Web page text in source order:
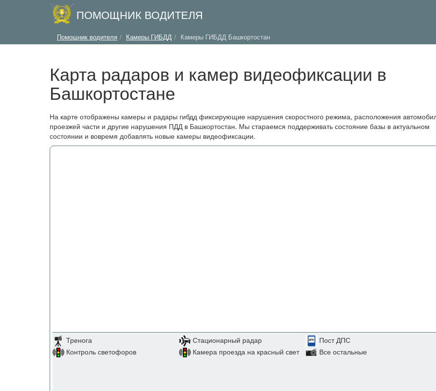
ПОМОЩНИК ВОДИТЕЛЯ
Помощник водителя Камеры ГИБДД Камеры ГИБДД Башкортостан
Карта радаров и камер видеофиксации в
Башкортостане
На карте отображены камеры и радары гибдд фиксирующие нарушения скоростного режима, расположения
проезжей части и другие нарушения ПДД в Башкортостан. Мы стараемся поддерживать состояние базы в актуальном
состоянии и вовремя добавлять новые камеры видеофиксации.
Тренога Стационарный радар
Пост ДПС
Контроль светофоров
Камера проезда на красный свет Все остальные